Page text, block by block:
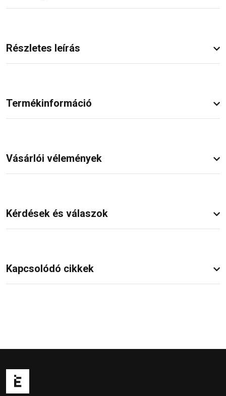
Részletes leírás
Termékinformáció
Vásárlói vélemények
Kérdések és válaszok
Kapcsolódó cikkek